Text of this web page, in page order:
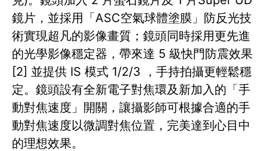
鏡片，並採用「ASC空氣球體塗膜」防反光技
術實現超凡的影像畫質；鏡頭同時採用更先進
的光學影像穩定器，帶來達 5 級快門防震效果
[2] 並提供 IS 模式 1/2/3 ，手持拍攝更輕鬆穩
定。鏡頭設有全新電子對焦環及新加入的「手
動對焦速度」開關，讓攝影師可根據合適的手
動對焦速度以微調對焦位置，完美達到心目中
的理想效果。